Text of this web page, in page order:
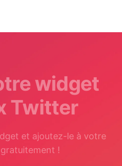
widget
Twitter
et ajoutez-le à votre
!